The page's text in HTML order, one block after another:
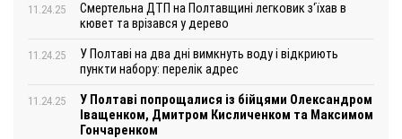
11.24.25
Смертельна ДТП на Полтавщині легковик з‘їхав в
кювет та врізався у дерево
11.24.25
У Полтаві на два дні вимкнуть воду і відкриють
пункти набору: перелік адрес
11.24.25
У Полтаві попрощалися із бійцями Олександром
Іващенком, Дмитром Кисличенком та Максимом
Гончаренком